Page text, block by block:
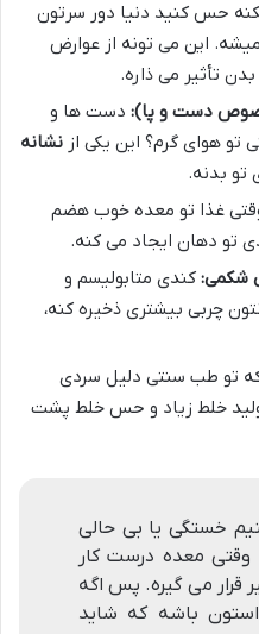
حس کنید دنیا دور سرتون
این می تونه از عوارض
تأثیر می ذاره.
دست و پا): دست ها و
هوای گرم؟ این یکی از نشانه
تو بدنه.
غذا تو معده خوب هضم
تو دهان ایجاد می کنه.
شکمی: کندی متابولیسم و
چربی بیشتری ذخیره کنه،
تو طب سنتی دلیل سردی
خلط زیاد و حس خلط پشت
خستگی یا بی حالی
وقتی معده درست کار
قرار می گیره. پس اگه
باشه که شاید